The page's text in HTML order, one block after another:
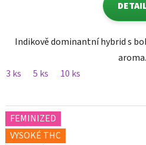
Indikově dominantní hybrid s
aroma.
3 ks
5 ks 10 ks
FEMINIZED
VYSOKÉ THC